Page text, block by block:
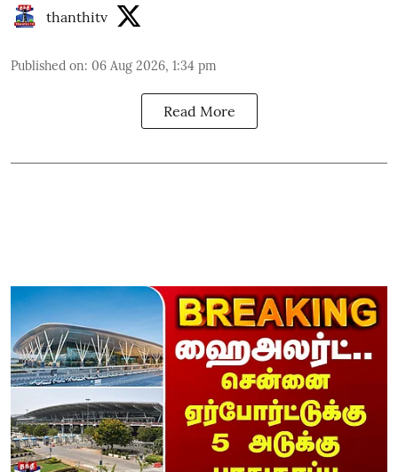
thanthitv
Published on: 06 Aug 2026, 1:34 pm
Read More